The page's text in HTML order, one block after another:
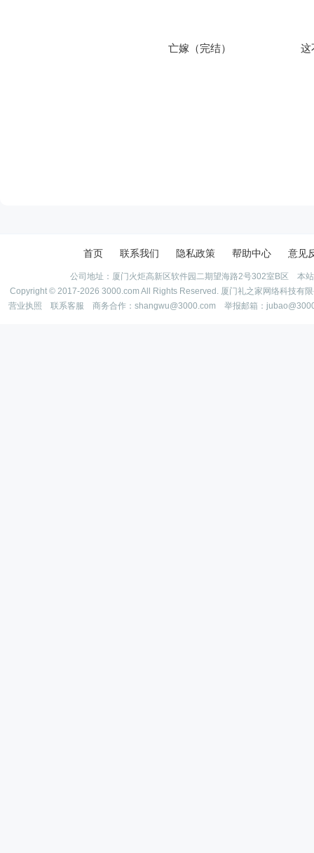
亡嫁（完结） 这
首页 联系我们 隐私政策 帮助中心 意见
公司地址：厦门火炬高新区软件园二期望海路2号302室B区 本
Copyright © 2017-2026 3000.com All Rights Reserved. 厦门礼之家网络科技有
营业执照
联系客服 商务合作：shangwu@3000.com 举报邮箱：